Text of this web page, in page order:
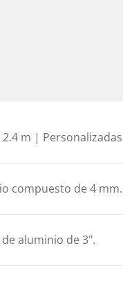
m | Personalizadas
compuesto de 4 mm.
aluminio de 3".